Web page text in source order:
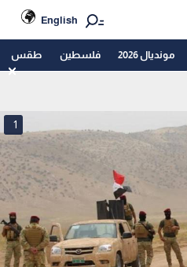
English
مونديال 2026 فلسطين طقس
1